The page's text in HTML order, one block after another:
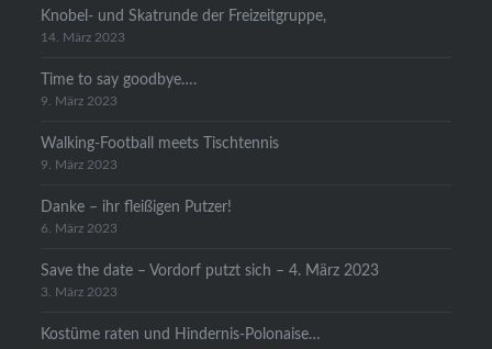
Knobel- und Skatrunde der Freizeitgruppe,
14. März 2023
Time to say goodbye….
9. März 2023
Walking-Football meets Tischtennis
9. März 2023
Danke – ihr fleißigen Putzer!
6. März 2023
Save the date – Vordorf putzt sich – 4. März 2023
3. März 2023
Kostüme raten und Hindernis-Polonaise…